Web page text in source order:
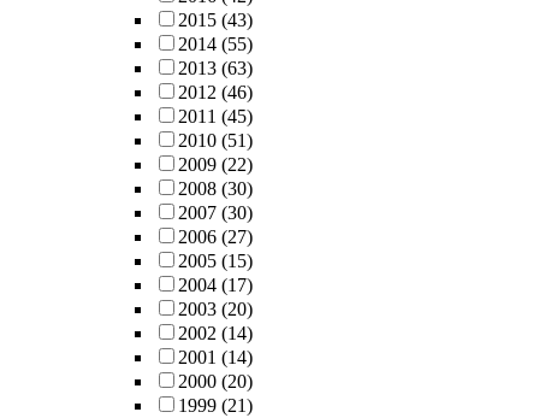
2015 (43)
2014 (55)
2013 (63)
2012 (46)
2011 (45)
2010 (51)
2009 (22)
2008 (30)
2007 (30)
2006 (27)
2005 (15)
2004 (17)
2003 (20)
2002 (14)
2001 (14)
2000 (20)
1999 (21)